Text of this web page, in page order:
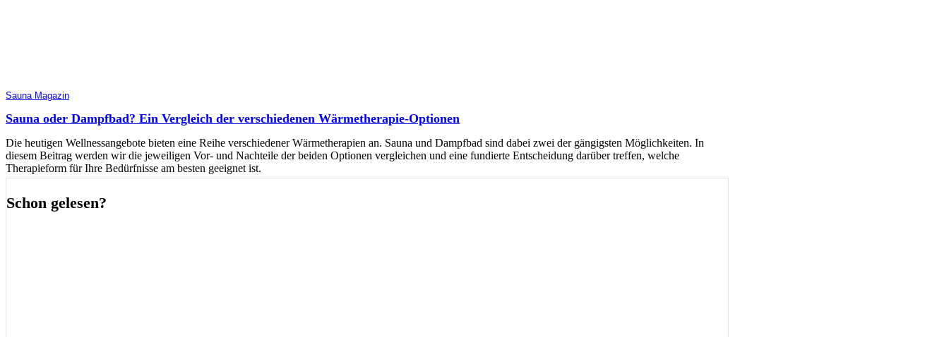
Sauna Magazin
Sauna oder Dampfbad? Ein Vergleich der verschiedenen Wärmetherapie-Optionen
Die heutigen Wellnessangebote bieten eine Reihe verschiedener Wärmetherapien an. Sauna und Dampfbad sind dabei zwei der gängigsten Möglichkeiten. In
diesem Beitrag werden wir die jeweiligen Vor- und Nachteile der beiden Optionen vergleichen und eine fundierte Entscheidung darüber treffen, welche
Therapieform für Ihre Bedürfnisse am besten geeignet ist.
Schon gelesen?